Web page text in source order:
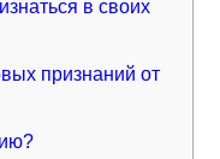
в своих
признаний от